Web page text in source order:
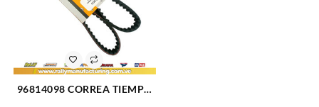
96814098 CORREA TIEMPO